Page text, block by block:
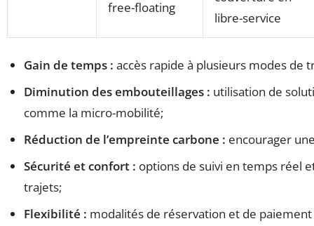
free-floating
libre-service
Gain de temps : accès rapide à plusieurs modes de
Diminution des embouteillages : utilisation de
comme la micro-mobilité;
Réduction de l’empreinte carbone : encourager
Sécurité et confort : options de suivi en temps réel
trajets;
Flexibilité : modalités de réservation et de